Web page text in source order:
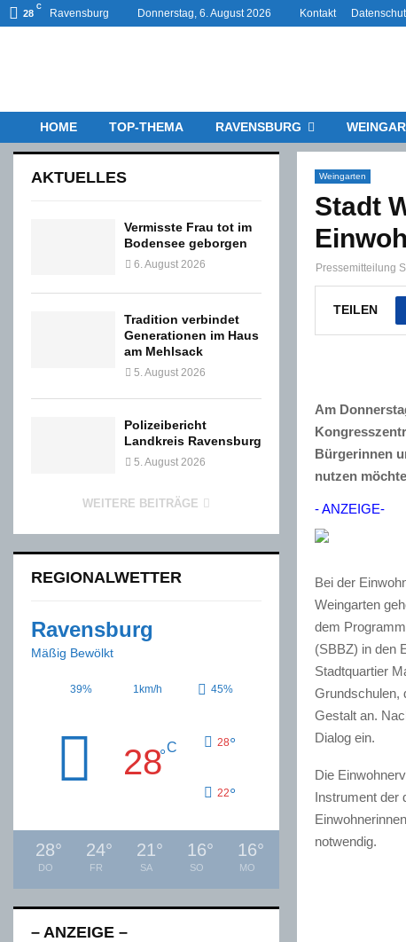
28
C
Ravensburg Donnerstag, 6. August 2026 Kontakt
HOME TOP-THEMA RAVENSBURG
Weingarten
Stadt
Pressemitteilung
TEILEN
Am
Bürgerinnen
nutzen
- ANZEIGE-
Bei der
Weingarten
dem
(SBBZ) in den
Stadtquartier
Grundschulen,
Gestalt an.
Dialog ein.
Die
Instrument der
notwendig.
AKTUELLES
Vermisste Frau tot im
Bodensee geborgen
6. August 2026
Tradition verbindet
Generationen im Haus
am Mehlsack
5. August 2026
Polizeibericht
Landkreis Ravensburg
5. August 2026
WEITERE BEITRÄGE
REGIONALWETTER
Ravensburg
Mäßig Bewölkt
39% 1km/h 45%
28°C 28°
22°
28°
DO
24°
FR
21°
SA
16°
SO
16°
MO
– ANZEIGE –